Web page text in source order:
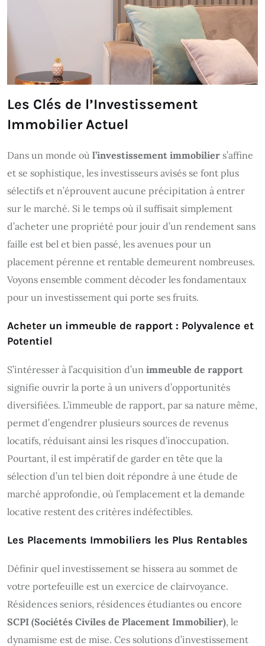
Les Clés de l’Investissement
Immobilier Actuel
Dans un monde où l’investissement immobilier s’affine
et se sophistique, les investisseurs avisés se font plus
sélectifs et n’éprouvent aucune précipitation à entrer
sur le marché. Si le temps où il suffisait simplement
d’acheter une propriété pour jouir d’un rendement sans
faille est bel et bien passé, les avenues pour un
placement pérenne et rentable demeurent nombreuses.
Voyons ensemble comment décoder les fondamentaux
pour un investissement qui porte ses fruits.
Acheter un immeuble de rapport : Polyvalence et
Potentiel
S’intéresser à l’acquisition d’un immeuble de rapport
signifie ouvrir la porte à un univers d’opportunités
diversifiées. L’immeuble de rapport, par sa nature même,
permet d’engendrer plusieurs sources de revenus
locatifs, réduisant ainsi les risques d’inoccupation.
Pourtant, il est impératif de garder en tête que la
sélection d’un tel bien doit répondre à une étude de
marché approfondie, où l’emplacement et la demande
locative restent des critères indéfectibles.
Les Placements Immobiliers les Plus Rentables
Définir quel investissement se hissera au sommet de
votre portefeuille est un exercice de clairvoyance.
Résidences seniors, résidences étudiantes ou encore
SCPI (Sociétés Civiles de Placement Immobilier), le
dynamisme est de mise. Ces solutions d’investissement